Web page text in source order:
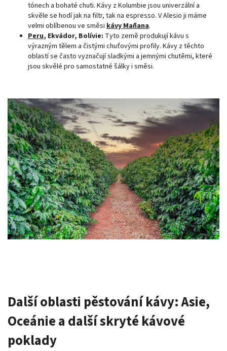
tónech a bohaté chuti. Kávy z Kolumbie jsou univerzální a
skvěle se hodí jak na filtr, tak na espresso. V Alesio ji máme
velmi oblíbenou ve směsi kávy Mañana.
Peru, Ekvádor, Bolívie: Tyto země produkují kávu s
výrazným tělem a čistými chuťovými profily. Kávy z těchto
oblastí se často vyznačují sladkými a jemnými chutěmi, které
jsou skvělé pro samostatné šálky i směsi.
Další oblasti pěstování kávy: Asie,
Oceánie a další skryté kávové
poklady